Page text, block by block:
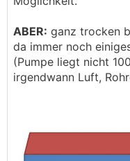
ABER: ganz trocken
da immer noch
(Pumpe liegt nicht
irgendwann Luft,